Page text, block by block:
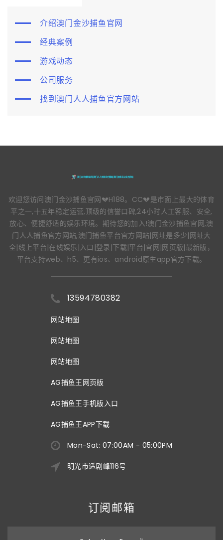
介绍澳门金沙捕鱼官网
经典案例
游戏动态
公司服务
找到澳门人人捕鱼官方网站
欢迎您访问澳门金沙捕鱼官网💔H188。CC💔是市面上最大的体育
平之一,十五年稳定运营,顶级的信誉口碑,24小时人工客服、安全,
放心、便捷舒适的娱乐环境。期待您的加入!澳门金沙捕鱼官网,澳
门人人捕鱼官方网站,澳门捕鱼平台官方网站|网址是多少|网址大
全|线上平台|在线娱乐|入口|登录|下载|平台|官网|网页版|最新版，
平台支持web、h5、更有ios、android原生app官方下载。
13594780382
网站地图
网站地图
网站地图
AG捕鱼王网页版
AG捕鱼王手机版入口
AG捕鱼王APP下载
Mon-Sat: 07:00AM - 05:00PM
明光市适剧峰116号
订阅邮箱